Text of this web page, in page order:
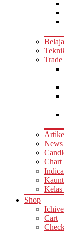
News
Chart
Kelas
Shop
Cart